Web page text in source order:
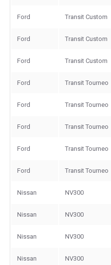
Ford Transit Custom
Ford Transit Custom
Ford Transit Custom
Ford Transit Tourneo
Ford Transit Tourneo
Ford Transit Tourneo
Ford Transit Tourneo
Ford Transit Tourneo
Nissan NV300
Nissan NV300
Nissan NV300
Nissan NV300